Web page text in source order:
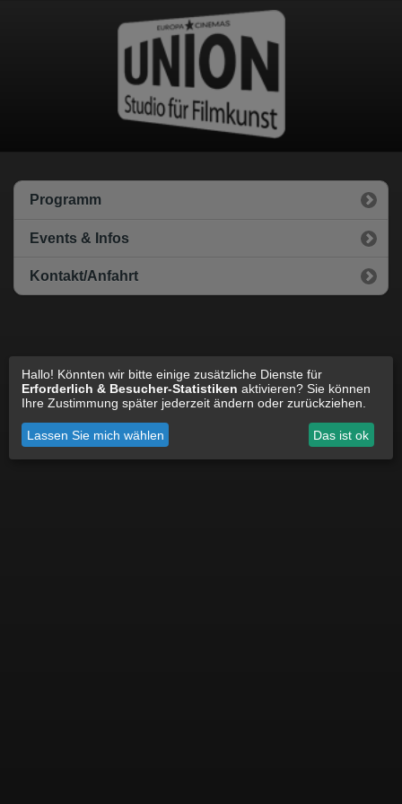
Programm
Events & Infos
Kontakt/Anfahrt
zur Standard Webseite wechseln
Datenschutz Impressum Cookie Einstellungen
Datenschutz Impressum Cookie Einstellungen
Hallo! Könnten wir bitte einige zusätzliche Dienste für
Erforderlich & Besucher-Statistiken aktivieren? Sie können
Ihre Zustimmung später jederzeit ändern oder zurückziehen.
Lassen Sie mich wählen Das ist ok